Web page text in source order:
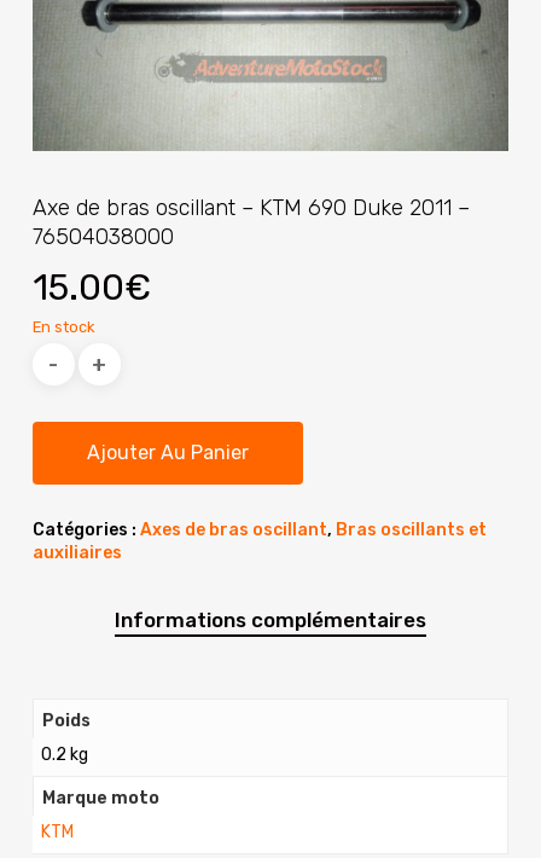
Axe de bras oscillant – KTM 690 Duke 2011 –
76504038000
15.00€
En stock
Ajouter Au Panier
Catégories : Axes de bras oscillant, Bras oscillants et
auxiliaires
Informations complémentaires
Poids
0.2 kg
Marque moto
KTM